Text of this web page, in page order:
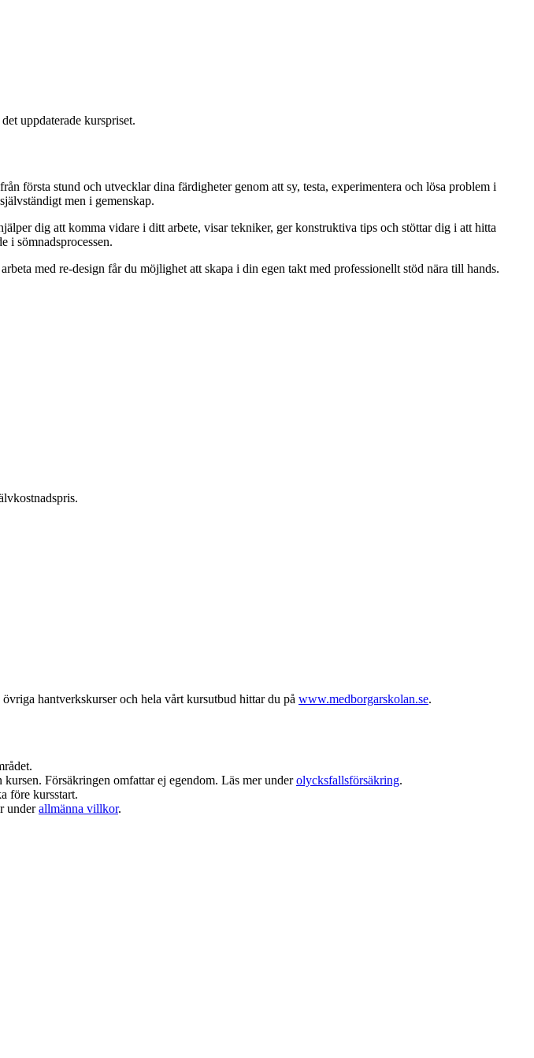
uppdaterade kurspriset.
första stund och utvecklar dina färdigheter genom att sy, testa, experimentera och lösa problem i
men i gemenskap.
dig att komma vidare i ditt arbete, visar tekniker, ger konstruktiva tips och stöttar dig i att hitta
i sömnadsprocessen.
med re-design får du möjlighet att skapa i din egen takt med professionellt stöd nära till hands.
hantverkskurser och hela vårt kursutbud hittar du på www.medborgarskolan.se.
Försäkringen omfattar ej egendom. Läs mer underolycksfallsförsäkring.
före kursstart.
underallmänna villkor.